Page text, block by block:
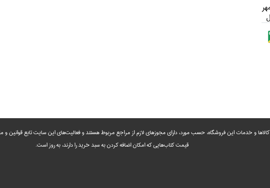
و خدمات این فروشگاه، حسب مورد،‌ دارای مجوزهای لازم از مراجع مربوط هستند ‌و‌‌ فعالیت‌های این سایت تابع قوانین
قیمت کتاب‌هایی که امکان اضافه کردن به سبد خرید را دارند،‌ به روز است.